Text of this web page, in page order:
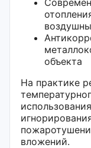
объекта
На практике
вложений.